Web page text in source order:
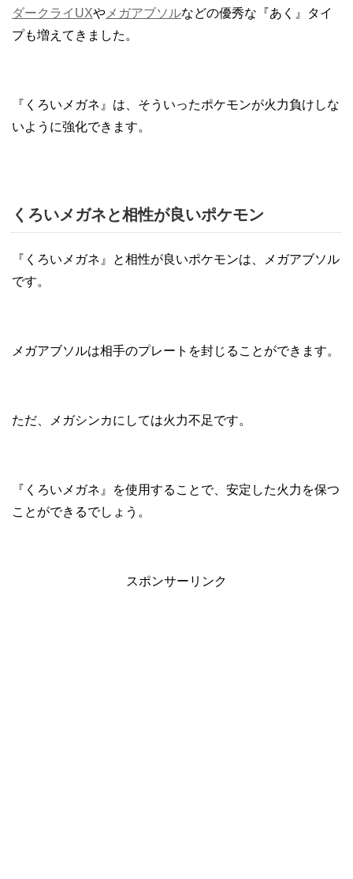
ダークライUXや メガアブソルなどの優秀な『あく』タイ
プも増えてきました。
『くろいメガネ』は、そういったポケモンが火力負けしな
いように強化できます。
くろいメガネと相性が良いポケモン
『くろいメガネ』と相性が良いポケモンは、メガアブソル
です。
メガアブソルは相手のプレートを封じることができます。
ただ、メガシンカにしては火力不足です。
『くろいメガネ』を使用することで、安定した火力を保つ
ことができるでしょう。
スポンサーリンク